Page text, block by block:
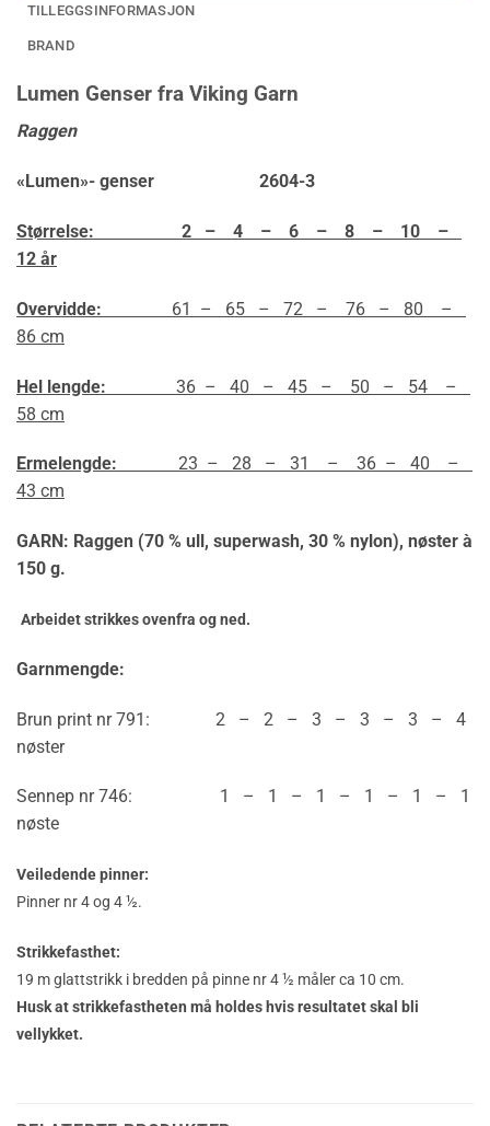
TILLEGGSINFORMASJON
BRAND
Lumen Genser fra Viking Garn
Raggen
«Lumen»- genser 2604-3
Størrelse: 2 – 4 – 6 – 8 – 10 –
12 år
Overvidde: 61 – 65 – 72 – 76 – 80 –
86 cm
Hel lengde: 36 – 40 – 45 – 50 – 54 –
58 cm
Ermelengde: 23 – 28 – 31 – 36 – 40 –
43 cm
GARN: Raggen (70 % ull, superwash, 30 % nylon), nøster à
150 g.
Arbeidet strikkes ovenfra og ned.
Garnmengde:
Brun print nr 791: 2 – 2 – 3 – 3 – 3 – 4
nøster
Sennep nr 746: 1 – 1 – 1 – 1 – 1 – 1
nøste
Veiledende pinner:
Pinner nr 4 og 4 ½.
Strikkefasthet:
19 m glattstrikk i bredden på pinne nr 4 ½ måler ca 10 cm.
Husk at strikkefastheten må holdes hvis resultatet skal bli
vellykket.